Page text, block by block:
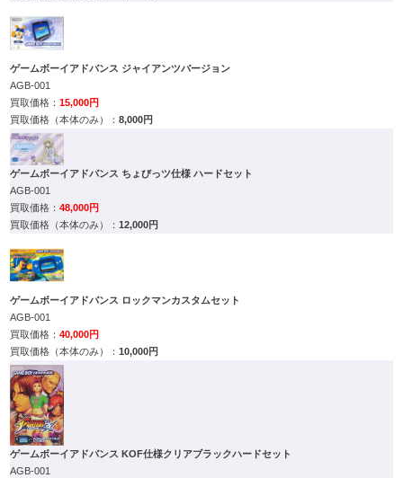
ゲームボーイアドバンス ジャイアンツバージョン
AGB-001
15,000円
8,000円
ゲームボーイアドバンス ちょびっツ仕様 ハードセット
AGB-001
48,000円
12,000円
ゲームボーイアドバンス ロックマンカスタムセット
AGB-001
40,000円
10,000円
ゲームボーイアドバンス KOF仕様クリアブラックハードセット
AGB-001